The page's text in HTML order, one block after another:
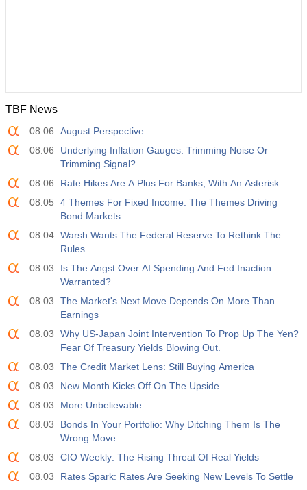
TBF News
08.06
August Perspective
08.06
Underlying Inflation Gauges: Trimming Noise Or
Trimming Signal?
08.06
Rate Hikes Are A Plus For Banks, With An Asterisk
08.05
4 Themes For Fixed Income: The Themes Driving
Bond Markets
08.04 Warsh Wants The Federal Reserve To Rethink The
Rules
08.03
Is The Angst Over AI Spending And Fed Inaction
Warranted?
08.03
The Market's Next Move Depends On More Than
Earnings
08.03
Why US-Japan Joint Intervention To Prop Up The Yen?
Fear Of Treasury Yields Blowing Out.
08.03
The Credit Market Lens: Still Buying America
08.03
New Month Kicks Off On The Upside
08.03
More Unbelievable
08.03
Bonds In Your Portfolio: Why Ditching Them Is The
Wrong Move
08.03
CIO Weekly: The Rising Threat Of Real Yields
08.03
Rates Spark: Rates Are Seeking New Levels To Settle